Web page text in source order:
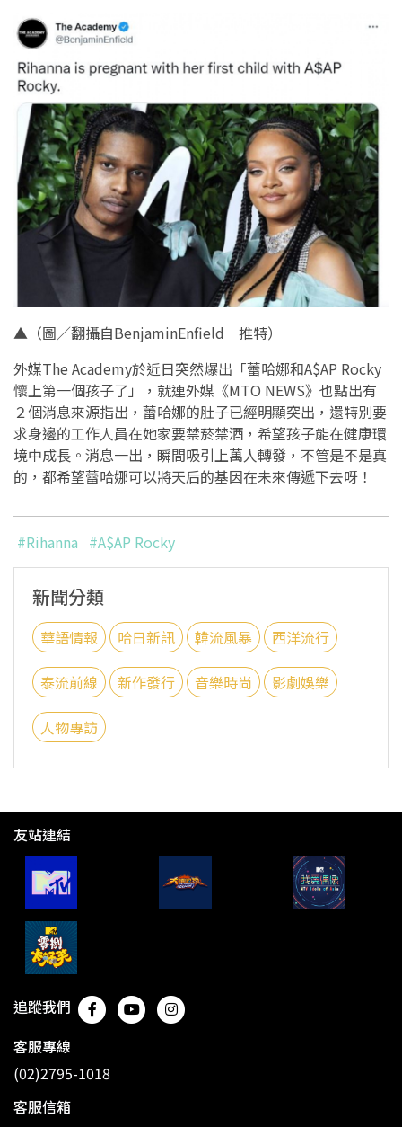
▲（圖／翻攝自BenjaminEnfield 推特）
外媒The Academy於近日突然爆出「蕾哈娜和A$AP Rocky
懷上第一個孩子了」，就連外媒《MTO NEWS》也點出有
２個消息來源指出，蕾哈娜的肚子已經明顯突出，還特別要
求身邊的工作人員在她家要禁菸禁酒，希望孩子能在健康環
境中成長。消息一出，瞬間吸引上萬人轉發，不管是不是真
的，都希望蕾哈娜可以將天后的基因在未來傳遞下去呀！
#Rihanna #A$AP Rocky
新聞分類
華語情報 哈日新訊 韓流風暴 西洋流行
泰流前線 新作發行 音樂時尚 影劇娛樂
人物專訪
友站連結
追蹤我們
客服專線
(02)2795-1018
客服信箱